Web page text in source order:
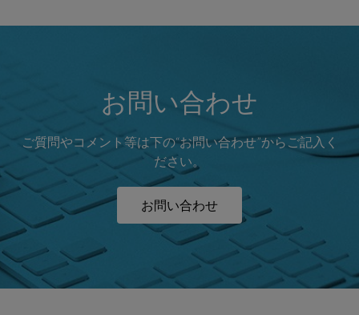
お問い合わせ
ご質問やコメント等は下の“お問い合わせ”からご記入く
ださい。
お問い合わせ